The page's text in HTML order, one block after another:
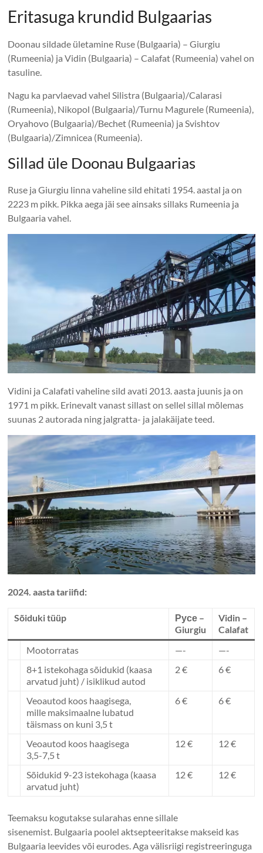
Eritasuga krundid Bulgaarias
Doonau sildade ületamine Ruse (Bulgaaria) – Giurgiu
(Rumeenia) ja Vidin (Bulgaaria) – Calafat (Rumeenia) vahel on
tasuline.
Nagu ka parvlaevad vahel Silistra (Bulgaaria)/Calarasi
(Rumeenia), Nikopol (Bulgaaria)/Turnu Magurele (Rumeenia),
Oryahovo (Bulgaaria)/Bechet (Rumeenia) ja Svishtov
(Bulgaaria)/Zimnicea (Rumeenia).
Sillad üle Doonau Bulgaarias
Ruse ja Giurgiu linna vaheline sild ehitati 1954. aastal ja on
2223 m pikk. Pikka aega jäi see ainsaks sillaks Rumeenia ja
Bulgaaria vahel.
Vidini ja Calafati vaheline sild avati 2013. aasta juunis ja on
1971 m pikk. Erinevalt vanast sillast on sellel sillal mõlemas
suunas 2 autorada ning jalgratta- ja jalakäijate teed.
2024. aasta tariifid:
Sõiduki tüüp
Русе –
Giurgiu
Vidin –
Calafat
Mootorratas
—-
—-
8+1 istekohaga sõidukid (kaasa
arvatud juht) / isiklikud autod
2 € 6 €
Veoautod koos haagisega,
mille maksimaalne lubatud
täismass on kuni 3,5 t
6 € 6 €
Veoautod koos haagisega
3,5-7,5 t
12 € 12 €
Sõidukid 9-23 istekohaga (kaasa
arvatud juht)
12 € 12 €
Teemaksu kogutakse sularahas enne sillale
sisenemist. Bulgaaria poolel aktsepteeritakse makseid kas
Bulgaaria leevides või eurodes. Aga välisriigi registreeringuga